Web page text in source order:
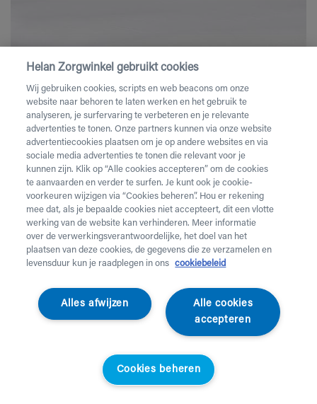
Duvatex
Matrasovertrek 140 x
200 cm
Duvatex molton matrasbeschermer
Helan Zorgwinkel gebruikt cookies
Wij gebruiken cookies, scripts en web beacons om onze
website naar behoren te laten werken en het gebruik te
analyseren, je surfervaring te verbeteren en je relevante
advertenties te tonen. Onze partners kunnen via onze website
advertentiecookies plaatsen om je op andere websites en via
sociale media advertenties te tonen die relevant voor je
kunnen zijn. Klik op “Alle cookies accepteren” om de cookies
te aanvaarden en verder te surfen. Je kunt ook je cookie-
voorkeuren wijzigen via “Cookies beheren”. Hou er rekening
mee dat, als je bepaalde cookies niet accepteert, dit een vlotte
werking van de website kan verhinderen. Meer informatie
over de verwerkingsverantwoordelijke, het doel van het
plaatsen van deze cookies, de gegevens die ze verzamelen en
levensduur kun je raadplegen in ons
cookiebeleid
Alle cookies
accepteren
Alles afwijzen
Cookies beheren